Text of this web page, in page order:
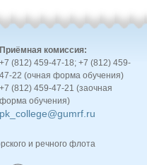
Приёмная комиссия:
+7 (812) 459-47-18; +7 (812) 459-
47-22 (очная форма обучения)
+7 (812) 459-47-21 (заочная
форма обучения)
pk_college@gumrf.ru
и речного флота